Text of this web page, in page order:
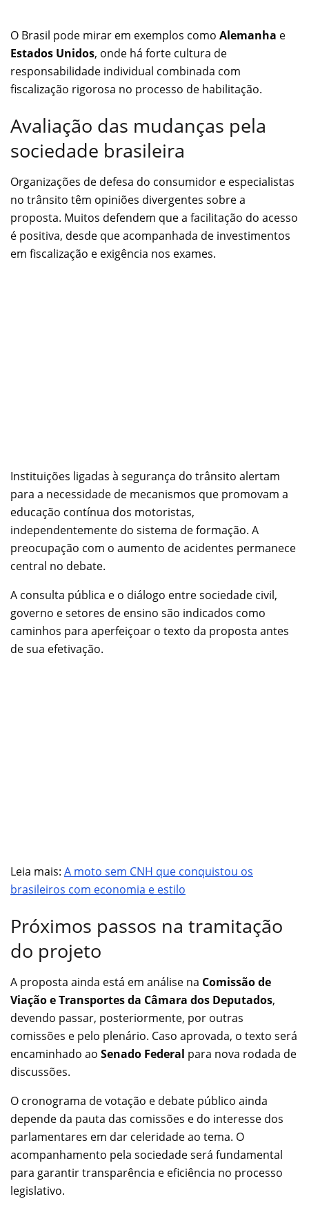
O Brasil pode mirar em exemplos como Alemanha e
Estados Unidos, onde há forte cultura de
responsabilidade individual combinada com
fiscalização rigorosa no processo de habilitação.
Avaliação das mudanças pela
sociedade brasileira
Organizações de defesa do consumidor e especialistas
no trânsito têm opiniões divergentes sobre a
proposta. Muitos defendem que a facilitação do acesso
é positiva, desde que acompanhada de investimentos
em fiscalização e exigência nos exames.
Instituições ligadas à segurança do trânsito alertam
para a necessidade de mecanismos que promovam a
educação contínua dos motoristas,
independentemente do sistema de formação. A
preocupação com o aumento de acidentes permanece
central no debate.
A consulta pública e o diálogo entre sociedade civil,
governo e setores de ensino são indicados como
caminhos para aperfeiçoar o texto da proposta antes
de sua efetivação.
Leia mais: A moto sem CNH que conquistou os
brasileiros com economia e estilo
Próximos passos na tramitação
do projeto
A proposta ainda está em análise na Comissão de
Viação e Transportes da Câmara dos Deputados,
devendo passar, posteriormente, por outras
comissões e pelo plenário. Caso aprovada, o texto será
encaminhado ao Senado Federal para nova rodada de
discussões.
O cronograma de votação e debate público ainda
depende da pauta das comissões e do interesse dos
parlamentares em dar celeridade ao tema. O
acompanhamento pela sociedade será fundamental
para garantir transparência e eficiência no processo
legislativo.